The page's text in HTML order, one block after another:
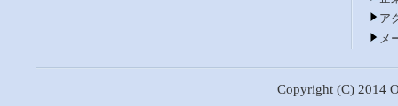
ア
メ
Copyright (C) 2014